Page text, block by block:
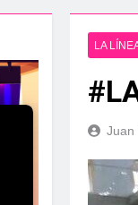
Bárbara acoge el
Atrás
albergará el
y Jardines lleva
y Fiestas
LA
Juan